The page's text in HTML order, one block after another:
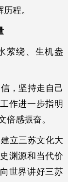
程。
萦绕、生机盎
，坚持走自己
作进一步指明
倍感振奋。
立三苏文化大
渊源和当代价
世界讲好三苏